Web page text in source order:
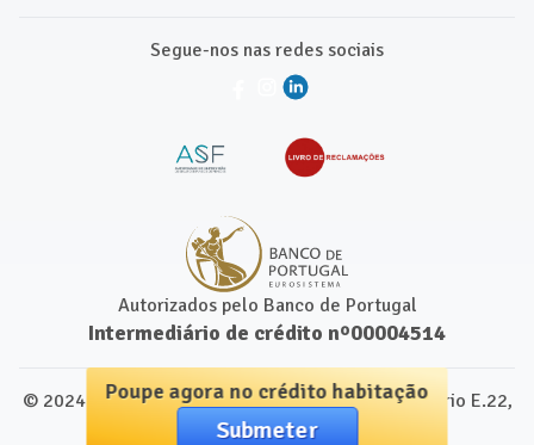
Poupe agora no crédito habitação
Submeter
Autorizados pelo Banco de Portugal
Intermediário de crédito nº00004514
Segue-nos nas redes sociais
© 2024 para Comparamais.pt. Leap Centre, Escritório E.22,
1250-091 Lisboa, Portugal